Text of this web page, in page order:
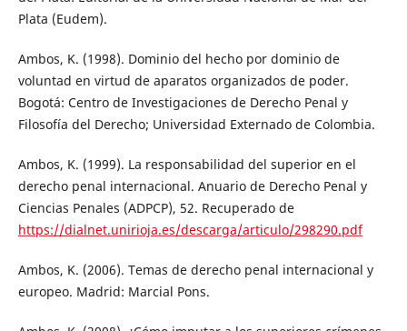
Plata (Eudem).
Ambos, K. (1998). Dominio del hecho por dominio de
voluntad en virtud de aparatos organizados de poder.
Bogotá: Centro de Investigaciones de Derecho Penal y
Filosofía del Derecho; Universidad Externado de Colombia.
Ambos, K. (1999). La responsabilidad del superior en el
derecho penal internacional. Anuario de Derecho Penal y
Ciencias Penales (ADPCP), 52. Recuperado de
https://dialnet.unirioja.es/descarga/articulo/298290.pdf
Ambos, K. (2006). Temas de derecho penal internacional y
europeo. Madrid: Marcial Pons.